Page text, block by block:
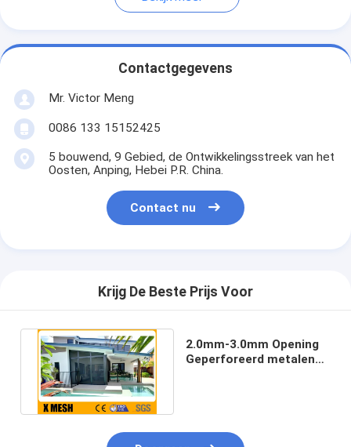
Contactgegevens
Mr. Victor Meng
0086 133 15152425
5 bouwend, 9 Gebied, de Ontwikkelingsstreek van het
Oosten, Anping, Hebei P.R. China.
Contact nu
Krijg De Beste Prijs Voor
2.0mm-3.0mm Opening
Geperforeerd metalen